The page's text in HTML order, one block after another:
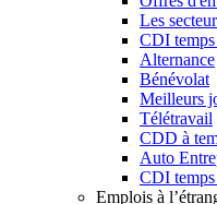
Les
CDI
Alternance
Bénévolat
Meilleurs
Télétravail
CDD à
Auto
CDI
Emplois à